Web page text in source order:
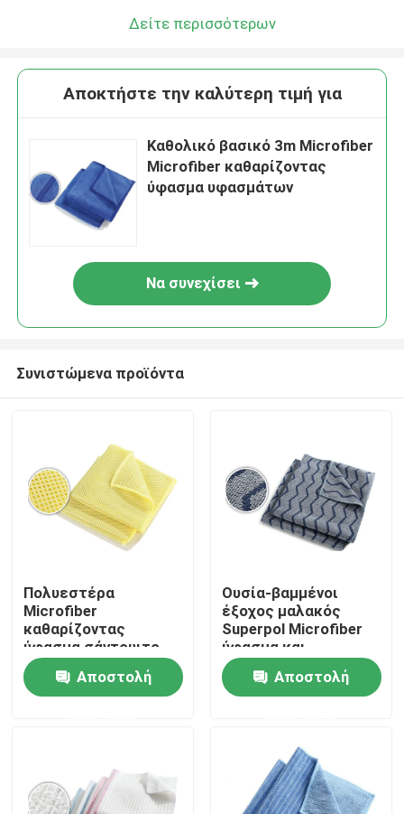
Αρχική Σελίδα
Σχετικά με εμάς
Δείτε περισσότερων
Αποκτήστε την καλύτερη τιμή για
Καθολικό βασικό 3m Microfiber
Microfiber καθαρίζοντας
ύφασμα υφασμάτων
Να συνεχίσει
Συνιστώμενα προϊόντα
Πολυεστέρα
Microfiber
καθαρίζοντας
ύφασμα σάντουιτς
υφασμάτων Weft για
την κουζίναΑποστολή
Ουσία-βαμμένοι
έξοχος μαλακός
Superpol Microfiber
ύφασμα και
απορροφητικός
Αποστολή